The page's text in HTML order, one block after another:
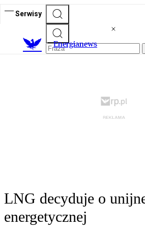
Serwisy
Energianews
LNG decyduje o
energetycznej